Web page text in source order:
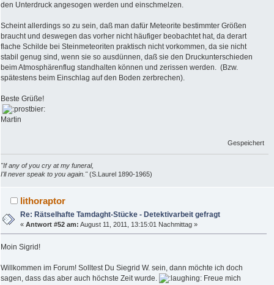
den Unterdruck angesogen werden und einschmelzen.
Scheint allerdings so zu sein, daß man dafür Meteorite bestimmter Größen
braucht und deswegen das vorher nicht häufiger beobachtet hat, da derart
flache Schilde bei Steinmeteoriten praktisch nicht vorkommen, da sie nicht
stabil genug sind, wenn sie so ausdünnen, daß sie den Druckunterschieden
beim Atmosphärenflug standhalten können und zerissen werden. (Bzw.
spätestens beim Einschlag auf den Boden zerbrechen).
Beste Grüße!
Martin
Gespeichert
"If any of you cry at my funeral,
I'll never speak to you again."(S.Laurel 1890-1965)
lithoraptor
Re: Rätselhafte Tamdaght-Stücke - Detektivarbeit gefragt
«Antwort #52 am: August 11, 2011, 13:15:01 Nachmittag »
Moin Sigrid!
Willkommen im Forum! Solltest Du Siegrid W. sein, dann möchte ich doch
sagen, dass das aber auch höchste Zeit wurde.
Freue mich